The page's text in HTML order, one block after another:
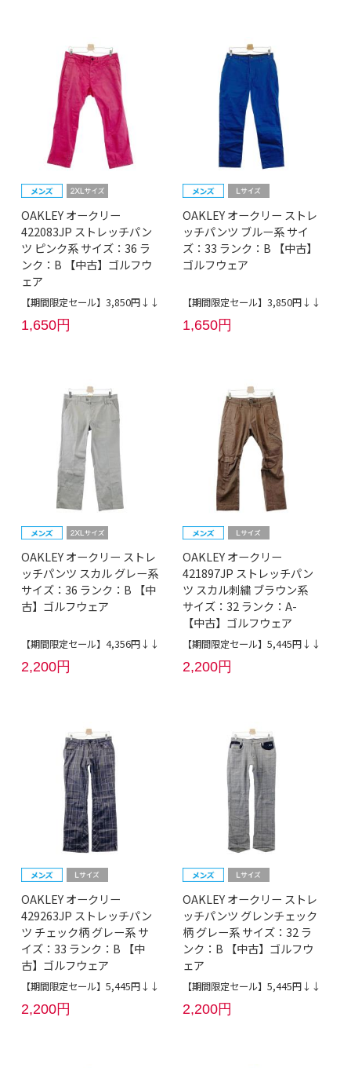
OAKLEY オークリー
422083JP ストレッチパン
ツ ピンク系 サイズ：36 ラ
ンク：B 【中古】ゴルフウ
ェア
【期間限定セール】3,850円↓↓
1,650円
OAKLEY オークリー ストレ
ッチパンツ ブルー系 サイ
ズ：33 ランク：B 【中古】
ゴルフウェア
【期間限定セール】3,850円↓↓
1,650円
OAKLEY オークリー ストレ
ッチパンツ スカル グレー系
サイズ：36 ランク：B 【中
古】ゴルフウェア
【期間限定セール】4,356円↓↓
2,200円
OAKLEY オークリー
421897JP ストレッチパン
ツ スカル刺繍 ブラウン系
サイズ：32 ランク：A-
【中古】ゴルフウェア
【期間限定セール】5,445円↓↓
2,200円
OAKLEY オークリー
429263JP ストレッチパン
ツ チェック柄 グレー系 サ
イズ：33 ランク：B 【中
古】ゴルフウェア
【期間限定セール】5,445円↓↓
2,200円
OAKLEY オークリー ストレ
ッチパンツ グレンチェック
柄 グレー系 サイズ：32 ラ
ンク：B 【中古】ゴルフウ
ェア
【期間限定セール】5,445円↓↓
2,200円